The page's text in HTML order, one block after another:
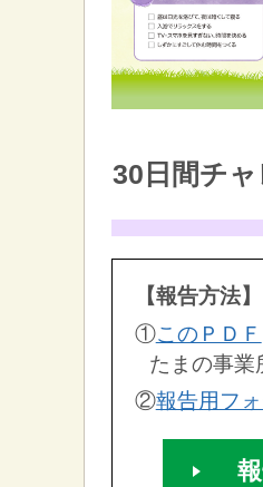
30日間チ
【報告方法】
①このＰＤＦ
たまの事業
②報告用フ